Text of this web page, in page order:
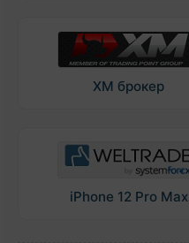
XM брокер
iPhone 12 Pro Max